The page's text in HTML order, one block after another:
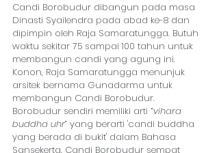
Candi Borobudur dibangun pada masa
Dinasti Syailendra pada abad ke-8 dan
dipimpin oleh Raja Samaratungga. Butuh
waktu sekitar 75 sampai 100 tahun untuk
membangun candi yang agung ini.
Konon, Raja Samaratungga menunjuk
arsitek bernama Gunadarma untuk
membangun Candi Borobudur.
Borobudur sendiri memiliki arti “vihara
buddha uhr” yang berarti 'candi buddha
yang berada di bukit' dalam Bahasa
Sansekerta. Candi Borobudur sempat